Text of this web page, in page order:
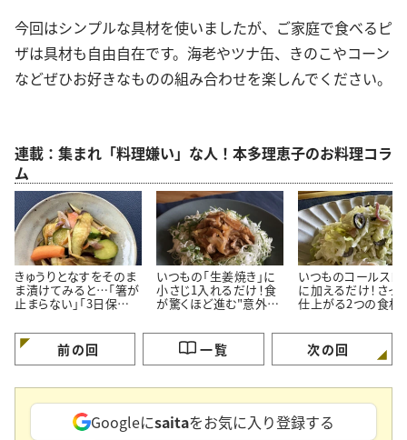
今回はシンプルな具材を使いましたが、ご家庭で食べるピ
ザは具材も自由自在です。海老やツナ缶、きのこやコーン
などぜひお好きなものの組み合わせを楽しんでください。
連載：集まれ「料理嫌い」な人！本多理恵子のお料理コラ
ム
きゅうりとなすをそのま
ま漬けてみると…「箸が
止まらない」「3日保存で
いつもの「生姜焼き」に
小さじ1入れるだけ！食
が驚くほど進む"意外な
いつものコールスロ
に加えるだけ！さっ
仕上がる2つの食材
前の回 一覧 次の回
Googleにsaitaをお気に入り登録する